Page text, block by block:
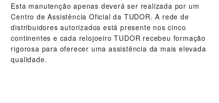
Esta manutenção apenas deverá ser realizada por um
Centro de Assistência Oficial da TUDOR. A rede de
distribuidores autorizados está presente nos cinco
continentes e cada relojoeiro TUDOR recebeu formação
rigorosa para oferecer uma assistência da mais elevada
qualidade.